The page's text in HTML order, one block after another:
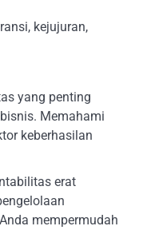
kejujuran,
yang penting
Memahami
keberhasilan
erat
mempermudah